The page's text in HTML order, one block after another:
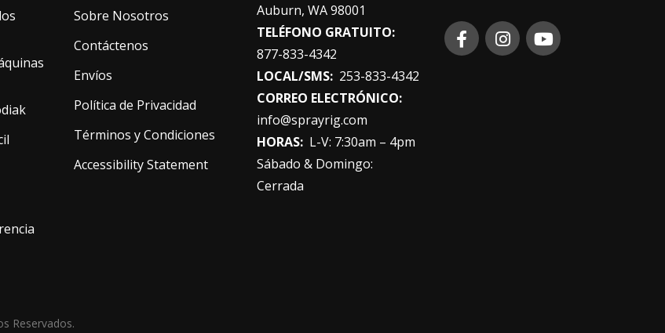
Sobre Nosotros
Contáctenos
Envíos
Política de Privacidad
Términos y Condiciones
Accessibility Statement
Auburn, WA 98001
TELÉFONO GRATUITO:
877-833-4342
LOCAL/SMS: 253-833-4342
CORREO ELECTRÓNICO:
info@sprayrig.com
HORAS: L-V: 7:30am – 4pm
Sábado & Domingo:
Cerrada
Reservados.